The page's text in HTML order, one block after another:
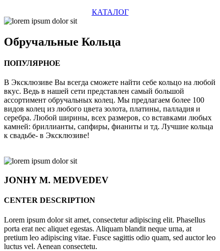
КАТАЛОГ
Обручальные Кольца
ПОПУЛЯРНОЕ
В Эксклюзиве Вы всегда сможете найти себе кольцо на любой
вкус. Ведь в нашей сети представлен самый большой
ассортимент обручальных колец. Мы предлагаем более 100
видов колец из любого цвета золота, платины, палладия и
серебра. Любой ширины, всех размеров, со вставками любых
камней: бриллианты, сапфиры, фианиты и тд. Лучшие кольца
к свадьбе- в Эксклюзиве!
JONHYM. MEDVEDEV
CENTER DESCRIPTION
Lorem ipsum dolor sit amet, consectetur adipiscing elit. Phasellus
porta erat nec aliquet egestas. Aliquam blandit neque urna, at
pretium leo adipiscing vitae. Fusce sagittis odio quam, sed auctor leo
luctus vel. Aenean consectetu.